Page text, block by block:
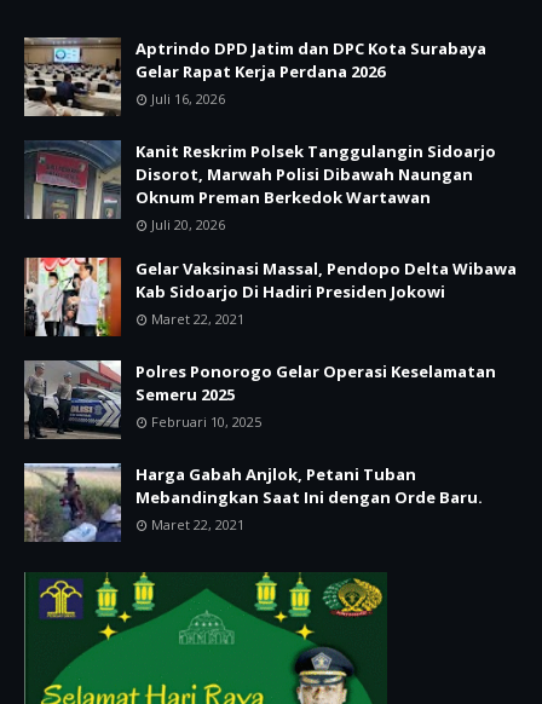
Aptrindo DPD Jatim dan DPC Kota Surabaya
Gelar Rapat Kerja Perdana 2026
Juli 16, 2026
Kanit Reskrim Polsek Tanggulangin Sidoarjo
Disorot, Marwah Polisi Dibawah Naungan
Oknum Preman Berkedok Wartawan
Juli 20, 2026
Gelar Vaksinasi Massal, Pendopo Delta Wibawa
Kab Sidoarjo Di Hadiri Presiden Jokowi
Maret 22, 2021
Polres Ponorogo Gelar Operasi Keselamatan
Semeru 2025
Februari 10, 2025
Harga Gabah Anjlok, Petani Tuban
Mebandingkan Saat Ini dengan Orde Baru.
Maret 22, 2021